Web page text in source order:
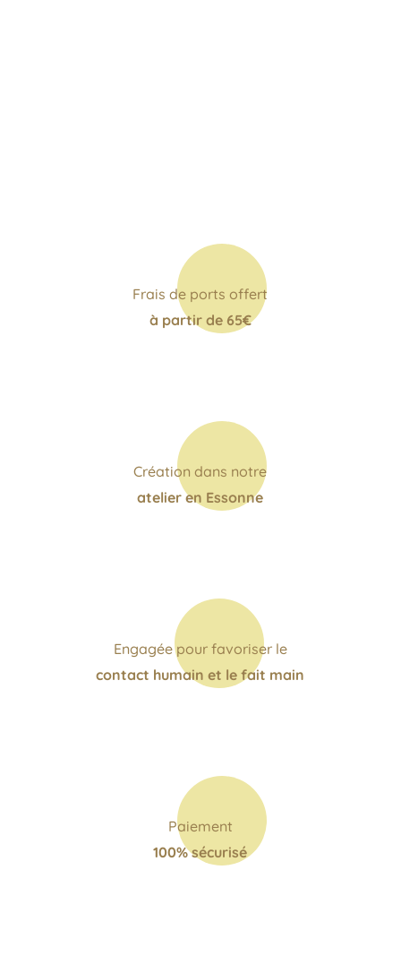
Frais de ports offert
à partir de 65€
Création dans notre
atelier en Essonne
Engagée pour favoriser le
contact humain et le fait main
Paiement
100% sécurisé